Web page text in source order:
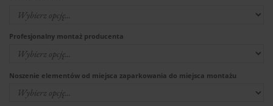
Profesjonalny montaż producenta
Noszenie elementów od miejsca zaparkowania do miejsca montażu